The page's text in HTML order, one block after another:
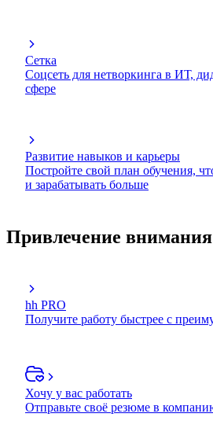
Сетка
Соцсеть для нетворкинга в ИТ,
сфере
Развитие навыков и карьеры
Постройте свой план обучения,
и зарабатывать больше
Привлечение внимания
hh PRO
Получите работу быстрее с
Хочу у вас работать
Отправьте своё резюме в